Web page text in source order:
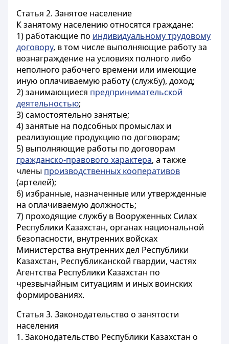
Статья 2. Занятое население
К занятому населению относятся граждане:
1) работающие по индивидуальному трудовому
договору, в том числе выполняющие работу за
вознаграждение на условиях полного либо
неполного рабочего времени или имеющие
иную оплачиваемую работу (службу), доход;
2) занимающиеся предпринимательской
деятельностью;
3) самостоятельно занятые;
4) занятые на подсобных промыслах и
реализующие продукцию по договорам;
5) выполняющие работы по договорам
гражданско-правового характера, а также
члены производственных кооперативов
(артелей);
6) избранные, назначенные или утвержденные
на оплачиваемую должность;
7) проходящие службу в Вооруженных Силах
Республики Казахстан, органах национальной
безопасности, внутренних войсках
Министерства внутренних дел Республики
Казахстан, Республиканской гвардии, частях
Агентства Республики Казахстан по
чрезвычайным ситуациям и иных воинских
формированиях.
Статья 3. Законодательство о занятости
населения
1. Законодательство Республики Казахстан о